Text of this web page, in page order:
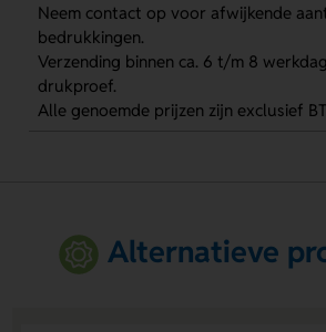
Neem contact op voor afwijkende
bedrukkingen.
Verzending binnen ca. 6 t/m 8
drukproef.
Alle genoemde prijzen zijn exclusief
Alternatieve